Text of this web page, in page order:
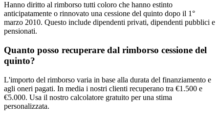
Hanno diritto al rimborso tutti coloro che hanno estinto
anticipatamente o rinnovato una cessione del quinto dopo il 1°
marzo 2010. Questo include dipendenti privati, dipendenti pubblici e
pensionati.
Quanto posso recuperare dal rimborso cessione del
quinto?
L'importo del rimborso varia in base alla durata del finanziamento e
agli oneri pagati. In media i nostri clienti recuperano tra €1.500 e
€5.000. Usa il nostro calcolatore gratuito per una stima
personalizzata.